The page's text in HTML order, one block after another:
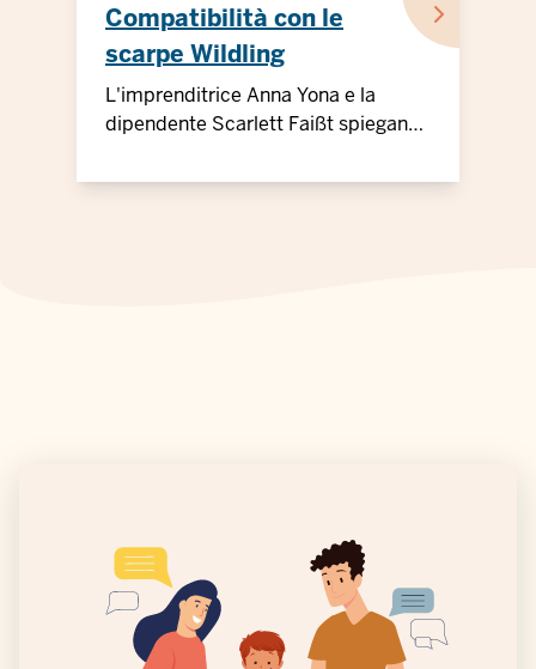
Compatibilità con le
scarpe Wildling
L'imprenditrice Anna Yona e la
dipendente Scarlett Faißt spiegano
posto di lavoro fisso funzioni per